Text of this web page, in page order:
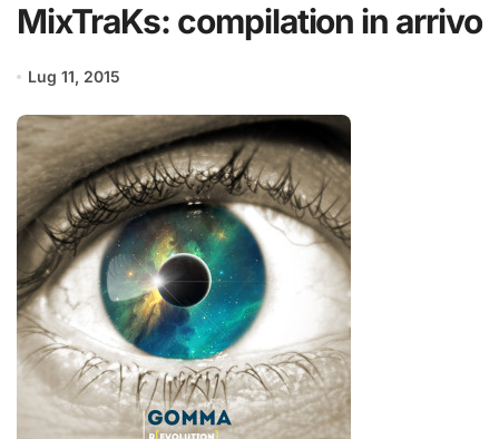
MixTraKs: compilation in arrivo
Lug 11, 2015